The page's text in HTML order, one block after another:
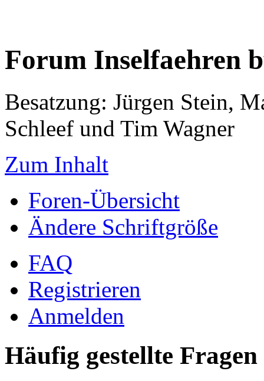
Forum Inselfaehren
Besatzung: Jürgen Stein,
Schleef und Tim Wagner
Zum Inhalt
Foren-Übersicht
Ändere Schriftgröße
FAQ
Registrieren
Anmelden
Häufig gestellte Fragen